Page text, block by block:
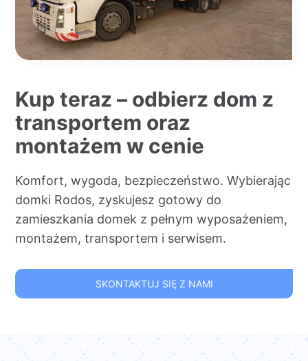
Kup teraz – odbierz dom z
transportem oraz
montażem w cenie
Komfort, wygoda, bezpieczeństwo. Wybierając
domki Rodos, zyskujesz gotowy do
zamieszkania domek z pełnym wyposażeniem,
montażem, transportem i serwisem.
SKONTAKTUJ SIĘ Z NAMI